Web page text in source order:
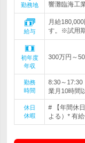
勤務地
響灘臨海工
給与
月給
す。※試用
初年度
年収
300万円～
勤務
時間
8:30～
業月10時間
休日
休暇
# 【年間休
よる）* 有